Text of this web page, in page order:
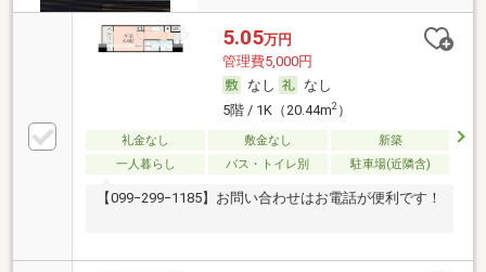
5.05万円
管理費5,000円
なし
なし
5階 / 1K（20.44m2）
礼金なし 敷金なし
新築
一人暮らし
バス・トイレ別 駐車場(近隣含)
【099−299−1185】お問い合わせはお電話が便利です！